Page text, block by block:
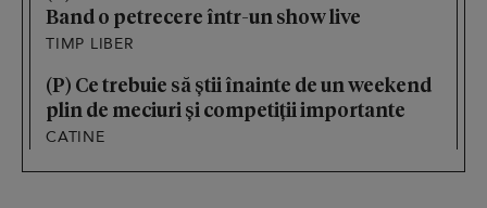
Band o petrecere într-un show live
TIMP LIBER
(P) Ce trebuie să știi înainte de un weekend
plin de meciuri și competiții importante
CATINE